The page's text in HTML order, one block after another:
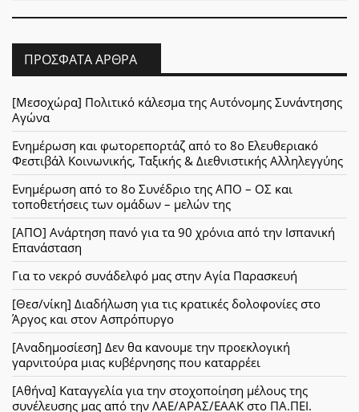
ΠΡΌΣΦΑΤΑ ΆΡΘΡΑ
[Μεσοχώρα] Πολιτικό κάλεσμα της Αυτόνομης Συνάντησης
Αγώνα
Ενημέρωση και φωτορεπορτάζ από το 8ο Ελευθεριακό
Φεστιβάλ Κοινωνικής, Ταξικής & Διεθνιστικής Αλληλεγγύης
Ενημέρωση από το 8ο Συνέδριο της ΑΠΟ – ΟΣ και
τοποθετήσεις των ομάδων – μελών της
[ΑΠΟ] Ανάρτηση πανό για τα 90 χρόνια από την Ισπανική
Επανάσταση
Για το νεκρό συνάδελφό μας στην Αγία Παρασκευή
[Θεσ/νίκη] Διαδήλωση για τις κρατικές δολοφονίες στο
Άργος και στον Ασπρόπυργο
[Αναδημοσίεση] Δεν θα κανουμε την προεκλογική
γαρνιτούρα μιας κυβέρνησης που καταρρέει
[Αθήνα] Καταγγελία για την στοχοποίηση μέλους της
συνέλευσης μας από την ΛΑΕ/ΑΡΑΣ/ΕΑΑΚ στο ΠΑ.ΠΕΙ.